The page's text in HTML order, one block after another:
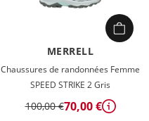
MERRELL
Chaussures de randonnées Femme
SPEED STRIKE 2 Gris
100,00 €70,00 € Détails